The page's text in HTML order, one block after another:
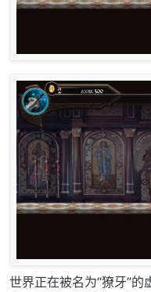
世界正在被名为“獠牙”的